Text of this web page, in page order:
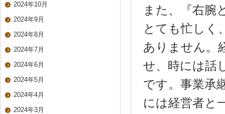
また、『右腕
とても忙しく
ありません。
せ、時には話
です。事業承
には経営者と
2024年10月
2024年9月
2024年8月
2024年7月
2024年6月
2024年5月
2024年4月
2024年3月